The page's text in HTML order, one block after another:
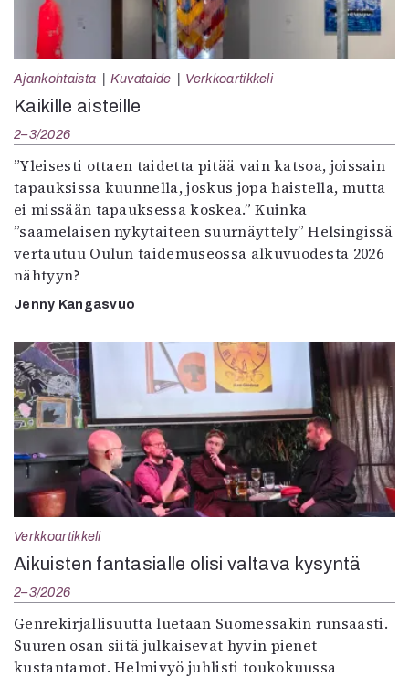
Ajankohtaista Kuvataide Verkkoartikkeli
Kaikille aisteille
2–3/2026
”Yleisesti ottaen taidetta pitää vain katsoa, joissain
tapauksissa kuunnella, joskus jopa haistella, mutta
ei missään tapauksessa koskea.” Kuinka
”saamelaisen nykytaiteen suurnäyttely” Helsingissä
vertautuu Oulun taidemuseossa alkuvuodesta 2026
nähtyyn?
Jenny Kangasvuo
Verkkoartikkeli
Aikuisten fantasialle olisi valtava kysyntä
2–3/2026
Genrekirjallisuutta luetaan Suomessakin runsaasti.
Suuren osan siitä julkaisevat hyvin pienet
kustantamot. Helmivyö juhlisti toukokuussa